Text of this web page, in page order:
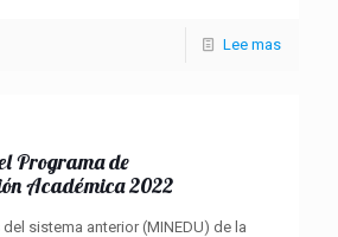
Lee mas
Programa de
Académica 2022
sistema anterior (MINEDU) de la